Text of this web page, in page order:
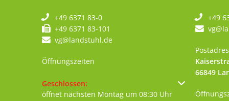
+49 6371 83-0
+49 6371 83-101
vg@landstuhl.de
Öffnungszeiten
Klicken, um weitere Öffnungs- oder Schließzeiten
Geschlossen:
öffnet nächsten Montag um 08:30 Uhr
+49
66849